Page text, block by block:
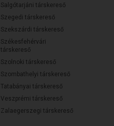
Salgótarjáni társkereső
Szegedi társkereső
Szekszárdi társkereső
Székesfehérvári
társkereső
Szolnoki társkereső
Szombathelyi társkereső
Tatabányai társkereső
Veszprémi társkereső
Zalaegerszegi társkereső